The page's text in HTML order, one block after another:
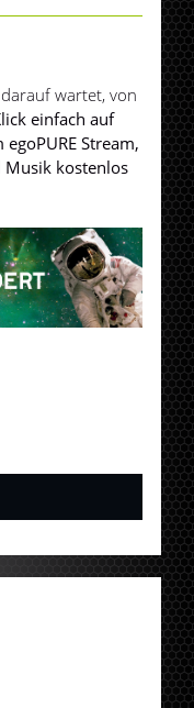
darauf wartet, von
einfach auf
Stream,
Musik kostenlos